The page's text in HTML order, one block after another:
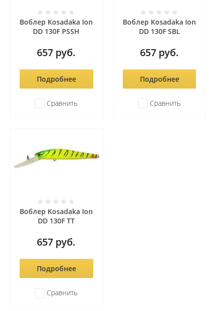
Воблер Kosadaka Ion
DD 130F PSSH
657 руб.
Подробнее
Сравнить
Воблер Kosadaka Ion
DD 130F SBL
657 руб.
Подробнее
Сравнить
Воблер Kosadaka Ion
DD 130F TT
657 руб.
Подробнее
Сравнить